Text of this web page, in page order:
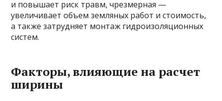
и повышает риск травм, чрезмерная —
увеличивает объем земляных работ и стоимость,
а также затрудняет монтаж гидроизоляционных
систем.
Факторы, влияющие на расчет
ширины